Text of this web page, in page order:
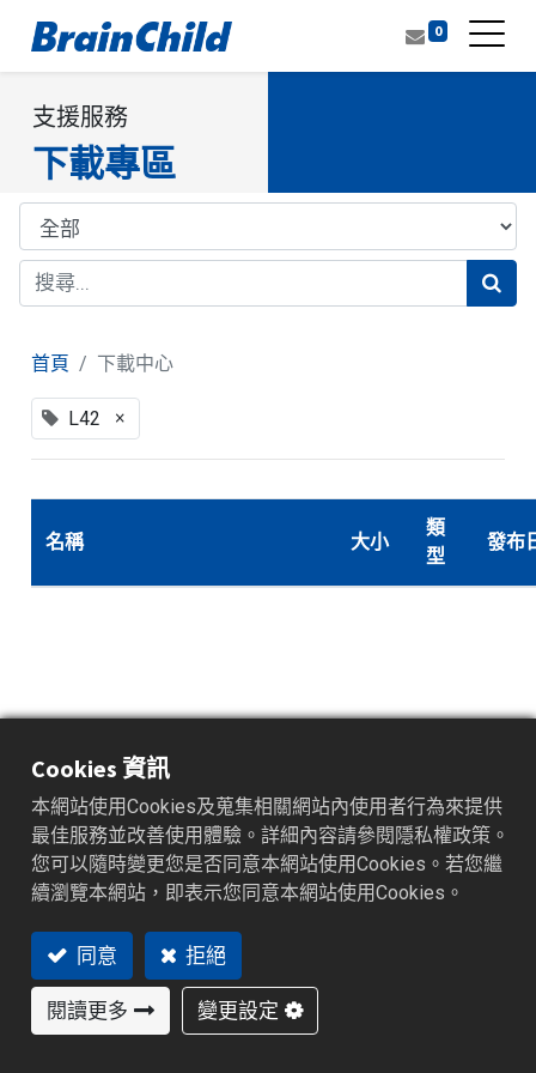
0
支援服務
下載專區
首頁 下載中心
L42 ×
名稱 大小
類
型
發布
訓練素材_Demo Data
Acquistion Studio
Cookies 資訊
本網站使用Cookies及蒐集相關網站內使用者行為來提供
最佳服務並改善使用體驗。詳細內容請參閱隱私權政策。
您可以隨時變更您是否同意本網站使用Cookies。若您繼
續瀏覽本網站，即表示您同意本網站使用Cookies。
同意 拒絕
閱讀更多 變更設定